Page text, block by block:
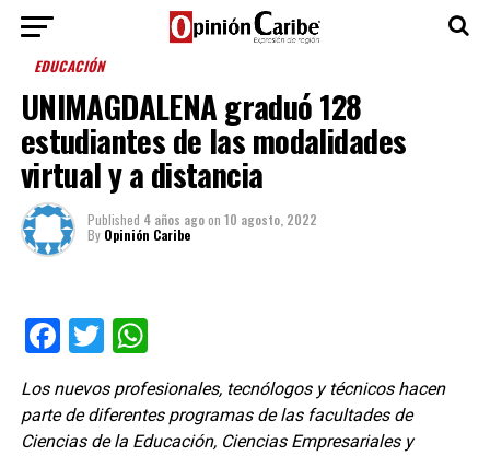
EDUCACIÓN
UNIMAGDALENA graduó 128
estudiantes de las modalidades
virtual y a distancia
Published 4 años agoon 10 agosto, 2022
By Opinión Caribe
Facebook
TwitterWhatsApp
Los nuevos profesionales, tecnólogos y técnicos hacen
parte de diferentes programas de las facultades de
Ciencias de la Educación, Ciencias Empresariales y